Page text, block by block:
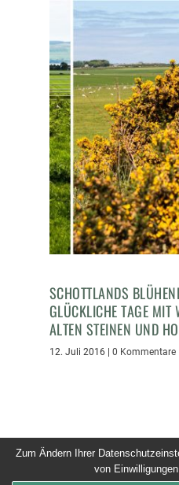
SCHOTTLANDS
GLÜCKLICHE TAGE
ALTEN STEINEN UND
12. Juli 2016 | 0 Kommentare
© 2026 Dinner um Acht.
Zum Ändern Ihrer
von